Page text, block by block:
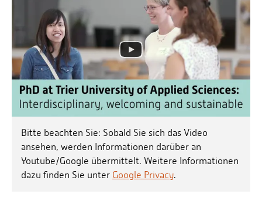
Bitte beachten Sie: Sobald Sie sich das Video
ansehen, werden Informationen darüber an
Youtube/Google übermittelt. Weitere Informationen
dazu finden Sie unter Google Privacy.